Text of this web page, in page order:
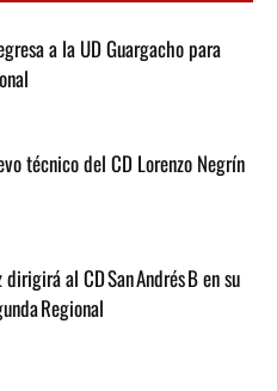
a la UD Guargacho para
técnico del CD Lorenzo Negrín
dirigirá al CD San Andrés B en su
Regional